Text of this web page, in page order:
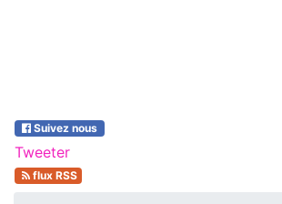
Suivez nous
Tweeter
flux RSS